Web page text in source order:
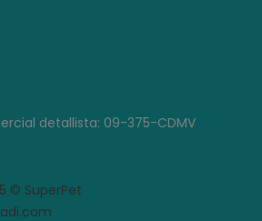
detallista: 09-375-CDMV
© SuperPet